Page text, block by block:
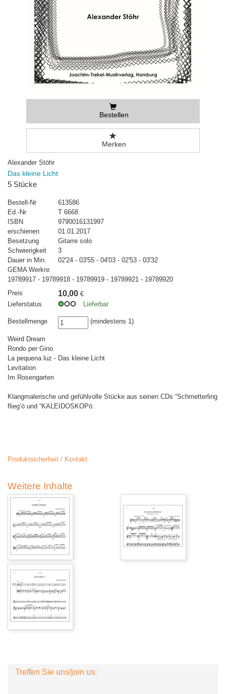
Bestellen
Merken
Alexander Stöhr
Das kleine Licht
5 Stücke
Bestell-Nr
613586
Ed.-Nr
T 6668
ISBN
9790016131997
erschienen
01.01.2017
Besetzung
Gitarre solo
Schwierigkeit
3
Dauer in Min.
02'24 - 03'55 - 04'03 - 02'53 - 03'32
GEMA Werknr.
19789917 - 19789918 - 19789919 - 19789921 - 19789920
Preis
10,00 €
Lieferstatus
Lieferbar
Bestellmenge (mindestens 1)
Weird Dream
Rondo per Gino
La pequena luz - Das kleine Licht
Levitation
Im Rosengarten
Klangmalerische und gefühlvolle Stücke aus seinen CDs “Schmetterling
flieg’ö und “KALEIDOSKOPö.
Produktsicherheit / Kontakt
Weitere Inhalte
Treffen Sie uns/join us: